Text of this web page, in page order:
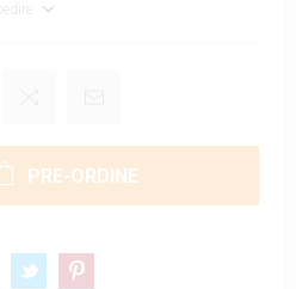
PRE-ORDINE